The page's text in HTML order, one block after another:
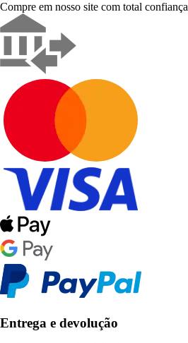
Compre em nosso site com total confiança
Entrega e devolução